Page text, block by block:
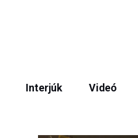
Interjúk Videó